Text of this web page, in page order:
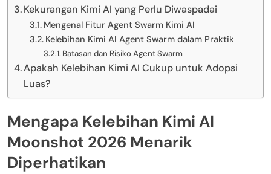
Kekurangan Kimi AI yang Perlu Diwaspadai
Mengenal Fitur Agent Swarm Kimi AI
Kelebihan Kimi AI Agent Swarm dalam Praktik
Batasan dan Risiko Agent Swarm
Apakah Kelebihan Kimi AI Cukup untuk Adopsi
Luas?
Mengapa Kelebihan Kimi AI
Moonshot 2026 Menarik
Diperhatikan